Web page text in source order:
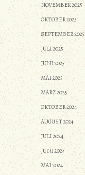
NOVEMBER 2025
OKTOBER 2025
SEPTEMBER 2025
JULI 2025
JUNI 2025
MAI 2025
MÄRZ 2025
OKTOBER 2024
AUGUST 2024
JULI 2024
JUNI 2024
MAI 2024